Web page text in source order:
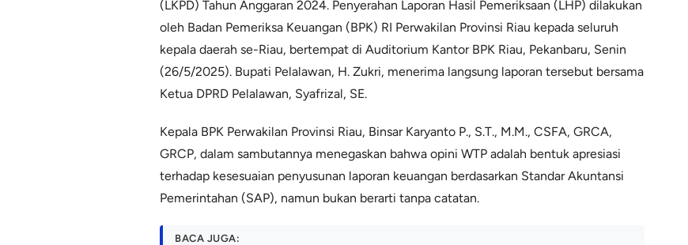
(LKPD) Tahun Anggaran 2024. Penyerahan Laporan Hasil Pemeriksaan (LHP) dilakukan
oleh Badan Pemeriksa Keuangan (BPK) RI Perwakilan Provinsi Riau kepada seluruh
kepala daerah se-Riau, bertempat di Auditorium Kantor BPK Riau, Pekanbaru, Senin
(26/5/2025). Bupati Pelalawan, H. Zukri, menerima langsung laporan tersebut bersama
Ketua DPRD Pelalawan, Syafrizal, SE.
Kepala BPK Perwakilan Provinsi Riau, Binsar Karyanto P., S.T., M.M., CSFA, GRCA,
GRCP, dalam sambutannya menegaskan bahwa opini WTP adalah bentuk apresiasi
terhadap kesesuaian penyusunan laporan keuangan berdasarkan Standar Akuntansi
Pemerintahan (SAP), namun bukan berarti tanpa catatan.
BACA JUGA: